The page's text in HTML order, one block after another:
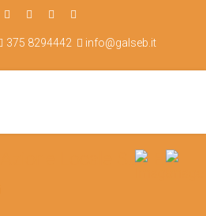
375 8294442 info@galseb.it